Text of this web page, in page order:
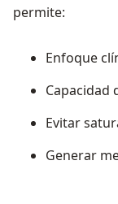
permite:
Enfoque
Capacidad
Evitar
Generar